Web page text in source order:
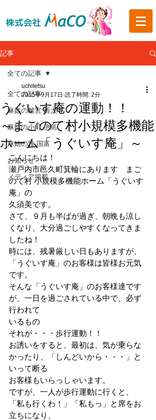
記事
全ての記事
麻姑の離宮 西大寺
麻姑の小町 伊島
麻姑の雅 国富
お知らせ
メディア掲載
全ての記事
うぐいす庵の運動！！
～まごのて村小規模多機能
ホーム「うぐいす庵」～
uchitetsu
2015年9月17日 読了時間: 2分
こんにちは！
瀬戸内市邑久町箕輪にあります　まご
のて村 小規模多機能ホーム「うぐいす
庵」の
久須美です。
さて、９月も半ばが過ぎ、朝晩も涼し
くなり、大分過ごしやすくなってきま
したね！
時には、残暑厳しい日もありますが、
「うぐいす庵」のお客様は皆様お元気
です。
そんな「うぐいす庵」のお客様達です
が、一日を過ごされている中で、必ず
行われて
いるもの
それが・・・歩行運動！！
お誘いをすると、最初は、気が乗らな
かったり、「しんどいから・・・」と
いって断る
お客様もいらっしゃいます。
ですが、一人が歩行運動に行くと、
「私も行くわ！」「私もっ」と席をお
立ちになり、